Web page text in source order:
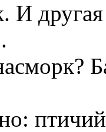
И